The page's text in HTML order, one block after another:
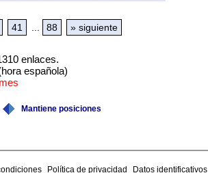
41 88 » siguiente
enlaces.
española)
Mantiene posiciones
Política de privacidad Datos identificativos